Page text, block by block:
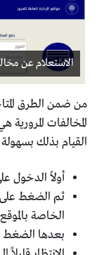
الاستعلام عن
من ضمن الطرق
المخالفات
القيام بذلك
أولاً الدخول
ثم الضغط على
الخاصة
بعدها الضغط